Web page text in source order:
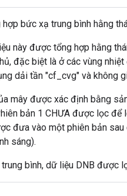
hợp bức xạ trung bình hằng
này được tổng hợp hằng
đặc biệt là ở các vùng
dải tần "cf_cvg" và không
mây được xác định bằng
bản 1 CHƯA được lọc để
đưa vào một phiên bản sau
sáng).
bình, dữ liệu DNB được